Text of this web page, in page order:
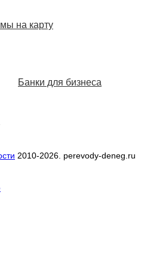
на карту
Банки для бизнеса
2010-2026. perevody-deneg.ru